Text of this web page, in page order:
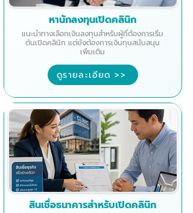
หานักลงทุนเปิดคลินิก
แนะนำทางเลือกเงินลงทุนสำหรับผู้ที่ต้องการเริ่ม
ต้นเปิดคลินิก แต่ยังต้องการเงินทุนสนับสนุน
เพิ่มเติม
ดูรายละเอียด >>
สินเชื่อธนาคารสำหรับเปิดคลินิก